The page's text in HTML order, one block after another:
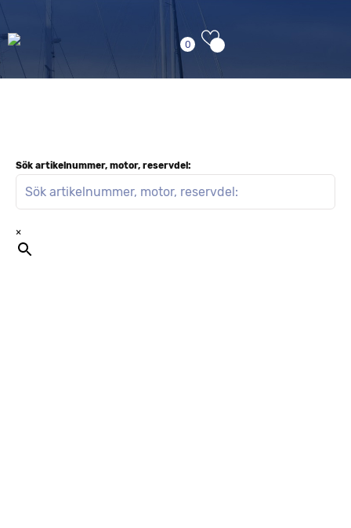
0
Sök artikelnummer, motor, reservdel:
×